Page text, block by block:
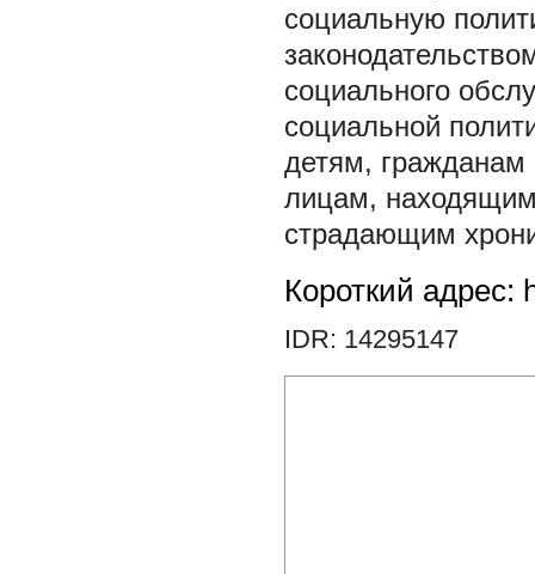
социальную
социального
социальной
детям, гражданам
лицам,
страдающим
Короткий адрес:
IDR: 14295147